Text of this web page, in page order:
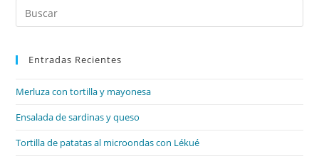
Entradas Recientes
Merluza con tortilla y mayonesa
Ensalada de sardinas y queso
Tortilla de patatas al microondas con Lékué